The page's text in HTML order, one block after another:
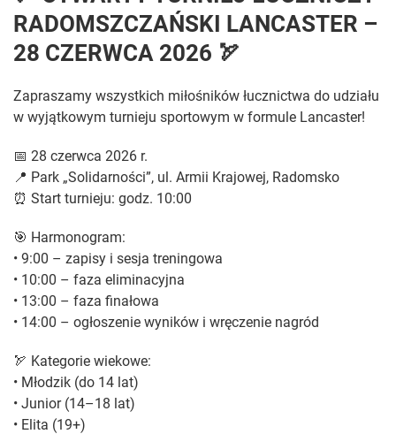
RADOMSZCZAŃSKI LANCASTER –
28 CZERWCA 2026 🏹
Zapraszamy wszystkich miłośników łucznictwa do udziału
w wyjątkowym turnieju sportowym w formule Lancaster!
📅 28 czerwca 2026 r.
📍 Park „Solidarności”, ul. Armii Krajowej, Radomsko
⏰ Start turnieju: godz. 10:00
🎯 Harmonogram:
• 9:00 – zapisy i sesja treningowa
• 10:00 – faza eliminacyjna
• 13:00 – faza finałowa
• 14:00 – ogłoszenie wyników i wręczenie nagród
🏹 Kategorie wiekowe:
• Młodzik (do 14 lat)
• Junior (14–18 lat)
• Elita (19+)